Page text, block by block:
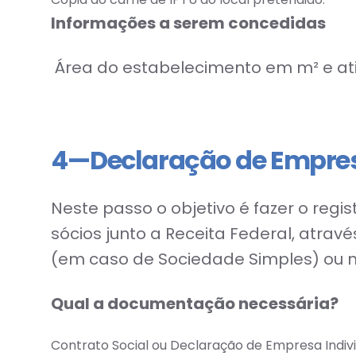
Informações a serem concedidas
Área do estabelecimento em m² e
4 — Declaração de
Neste passo o objetivo é fazer o
sócios junto a Receita Federal,
(em caso de Sociedade Simples) ou
Qual a documentação necessária?
Contrato Social ou Declaração de Empresa